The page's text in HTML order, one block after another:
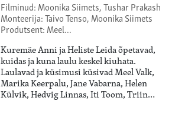
Filminud: Moonika Siimets, Tushar Prakash
Monteerija: Taivo Tenso, Moonika Siimets
Produtsent: Meel…
Kuremäe Anni ja Heliste Leida õpetavad,
kuidas ja kuna laulu keskel kiuhata.
Laulavad ja küsimusi küsivad Meel Valk,
Marika Keerpalu, Jane Vabarna, Helen
Külvik, Hedvig Linnas, Iti Toom, Triin…